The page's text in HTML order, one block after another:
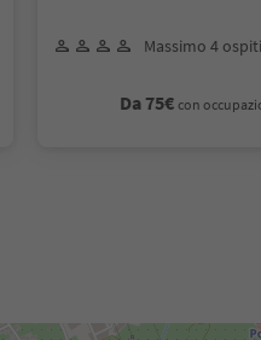
Massimo 4 ospiti
Da 75€ con